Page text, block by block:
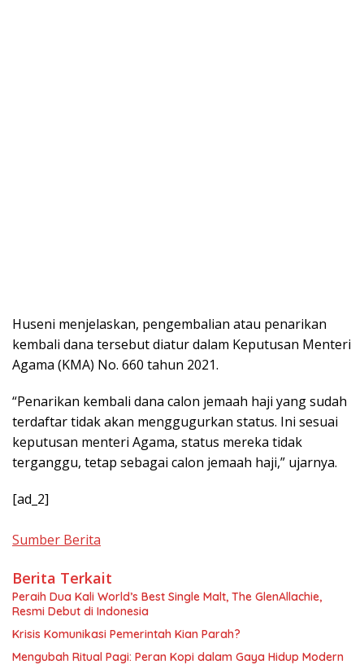
Huseni menjelaskan, pengembalian atau penarikan
kembali dana tersebut diatur dalam Keputusan Menteri
Agama (KMA) No. 660 tahun 2021.
“Penarikan kembali dana calon jemaah haji yang sudah
terdaftar tidak akan menggugurkan status. Ini sesuai
keputusan menteri Agama, status mereka tidak
terganggu, tetap sebagai calon jemaah haji,” ujarnya.
[ad_2]
Sumber Berita
Berita Terkait
Peraih Dua Kali World’s Best Single Malt, The GlenAllachie,
Resmi Debut di Indonesia
Krisis Komunikasi Pemerintah Kian Parah?
Mengubah Ritual Pagi: Peran Kopi dalam Gaya Hidup Modern